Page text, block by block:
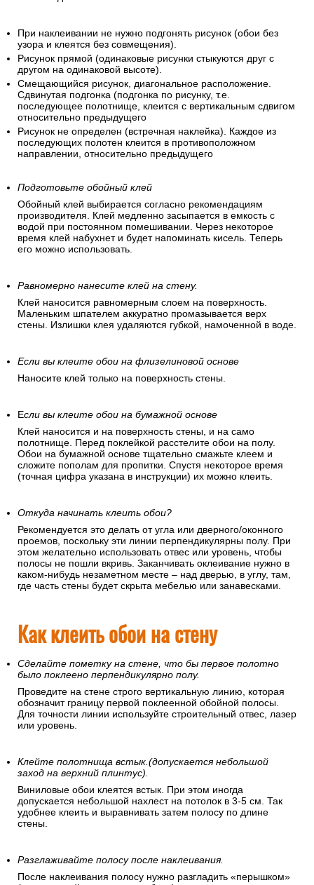
При наклеивании не нужно подгонять рисунок (обои без
узора и клеятся без совмещения).
Рисунок прямой (одинаковые рисунки стыкуются друг с
другом на одинаковой высоте).
Смещающийся рисунок, диагональное расположение.
Сдвинутая подгонка (подгонка по рисунку, т.е.
последующее полотнище, клеится с вертикальным сдвигом
относительно предыдущего
Рисунок не определен (встречная наклейка). Каждое из
последующих полотен клеится в противоположном
направлении, относительно предыдущего
Подготовьте обойный клей
Обойный клей выбирается согласно рекомендациям
производителя. Клей медленно засыпается в емкость с
водой при постоянном помешивании. Через некоторое
время клей набухнет и будет напоминать кисель. Теперь
его можно использовать.
Равномерно нанесите клей на стену.
Клей наносится равномерным слоем на поверхность.
Маленьким шпателем аккуратно промазывается верх
стены. Излишки клея удаляются губкой, намоченной в воде.
Если вы клеите обои на флизелиновой основе
Наносите клей только на поверхность стены.
Если вы клеите обои на бумажной основе
Клей наносится и на поверхность стены, и на само
полотнище. Перед поклейкой расстелите обои на полу.
Обои на бумажной основе тщательно смажьте клеем и
сложите пополам для пропитки. Спустя некоторое время
(точная цифра указана в инструкции) их можно клеить.
Откуда начинать клеить обои?
Рекомендуется это делать от угла или дверного/оконного
проемов, поскольку эти линии перпендикулярны полу. При
этом желательно использовать отвес или уровень, чтобы
полосы не пошли вкривь. Заканчивать оклеивание нужно в
каком-нибудь незаметном месте – над дверью, в углу, там,
где часть стены будет скрыта мебелью или занавесками.
Как клеить обои на стену
Сделайте пометку на стене, что бы первое полотно
было поклеено перпендикулярно полу.
Проведите на стене строго вертикальную линию, которая
обозначит границу первой поклеенной обойной полосы.
Для точности линии используйте строительный отвес, лазер
или уровень.
Клейте полотнища встык.(допускается небольшой
заход на верхний плинтус).
Виниловые обои клеятся встык. При этом иногда
допускается небольшой нахлест на потолок в 3-5 см. Так
удобнее клеить и выравнивать затем полосу по длине
стены.
Разглаживайте полосу после наклеивания.
После наклеивания полосу нужно разгладить «перышком»